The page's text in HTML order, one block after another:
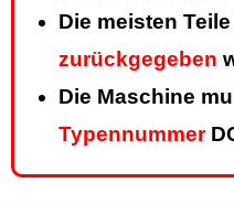
Die meisten
zurückgegeben
Die Maschine
Typennummer